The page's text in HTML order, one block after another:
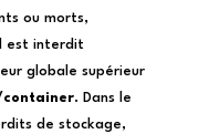
ou morts,
est interdit
globale supérieur
container. Dans le
de stockage,